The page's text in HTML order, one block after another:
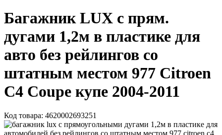
Багажник LUX с прям.
дугами 1,2м в пластике для
авто без рейлингов со
штатным местом 977 Citroen
С4 Coupe купе 2004-2011
Код товара: 4620002693251